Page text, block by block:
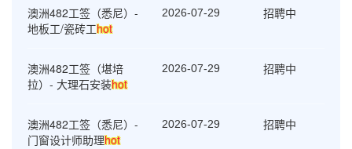
澳洲482工签（悉尼）-
地板工/瓷砖工hot
2026-07-29 招聘中
澳洲482工签（堪培
拉）- 大理石安装hot
2026-07-29 招聘中
澳洲482工签（悉尼）-
门窗设计师助理hot
2026-07-29 招聘中